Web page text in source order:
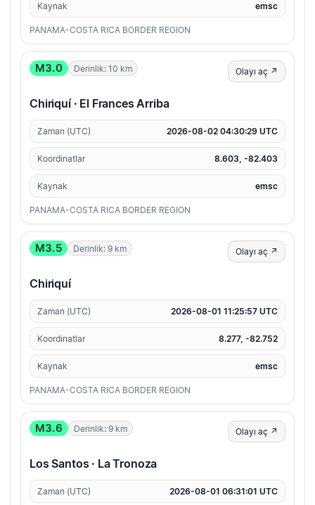
Kaynak emsc
PANAMA-COSTA RICA BORDER REGION
M3.0 Derinlik: 10 km Olayı aç ↗
Chiriquí · El Frances Arriba
Zaman (UTC) 2026-08-02 04:30:29 UTC
Koordinatlar 8.603, -82.403
Kaynak emsc
PANAMA-COSTA RICA BORDER REGION
M3.5 Derinlik: 9 km Olayı aç ↗
Chiriquí
Zaman (UTC) 2026-08-01 11:25:57 UTC
Koordinatlar 8.277, -82.752
Kaynak emsc
PANAMA-COSTA RICA BORDER REGION
M3.6 Derinlik: 9 km Olayı aç ↗
Los Santos · La Tronoza
Zaman (UTC) 2026-08-01 06:31:01 UTC